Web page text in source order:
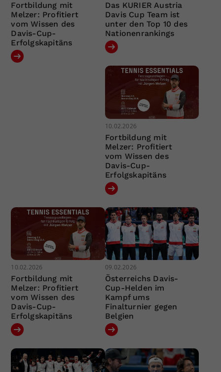
Fortbildung mit
Melzer: Profitiert
vom Wissen des
Davis-Cup-
Erfolgskapitäns
Das KURIER Austria
Davis Cup Team ist
unter den Top 10 des
Nationenrankings
10.02.2026
Fortbildung mit
Melzer: Profitiert
vom Wissen des
Davis-Cup-
Erfolgskapitäns
10.02.2026
Fortbildung mit
Melzer: Profitiert
vom Wissen des
Davis-Cup-
Erfolgskapitäns
09.02.2026
Österreichs Davis-
Cup-Helden im
Kampf ums
Finalturnier gegen
Belgien